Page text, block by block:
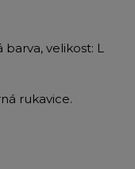
barva, velikost: L
rukavice.